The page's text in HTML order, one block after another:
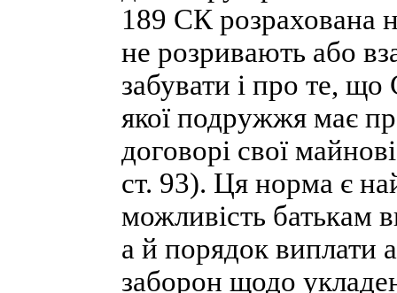
189 СК розрахована
не розривають або
забувати і про те,
якої подружжя має
договорі свої
ст. 93). Ця норма є
можливість батькам
а й порядок виплати
заборон щодо